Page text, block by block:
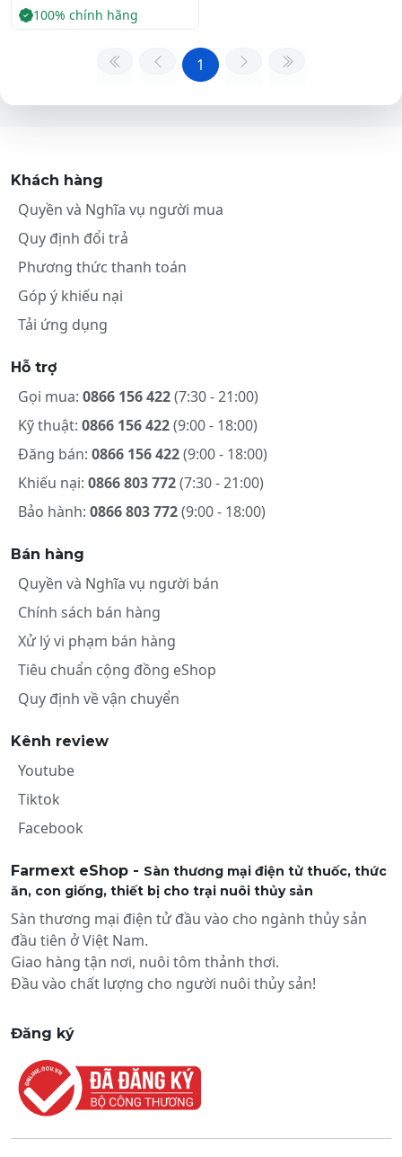
100% chính hãng
1
Khách hàng
Quyền và Nghĩa vụ người mua
Quy định đổi trả
Phương thức thanh toán
Góp ý khiếu nại
Tải ứng dụng
Hỗ trợ
Gọi mua: 0866 156 422(7:30 - 21:00)
Kỹ thuật: 0866 156 422(9:00 - 18:00)
Đăng bán: 0866 156 422(9:00 - 18:00)
Khiếu nại: 0866 803 772(7:30 - 21:00)
Bảo hành: 0866 803 772(9:00 - 18:00)
Bán hàng
Quyền và Nghĩa vụ người bán
Chính sách bán hàng
Xử lý vi phạm bán hàng
Tiêu chuẩn cộng đồng eShop
Quy định về vận chuyển
Kênh review
Youtube
Tiktok
Facebook
Farmext eShop - Sàn thương mại điện tử thuốc, thức
ăn, con giống, thiết bị cho trại nuôi thủy sản
Sàn thương mại điện tử đầu vào cho ngành thủy sản
đầu tiên ở Việt Nam.
Giao hàng tận nơi, nuôi tôm thảnh thơi.
Đầu vào chất lượng cho người nuôi thủy sản!
Đăng ký